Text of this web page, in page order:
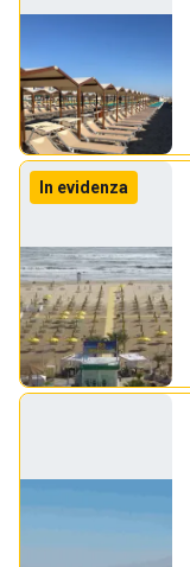
In evidenza